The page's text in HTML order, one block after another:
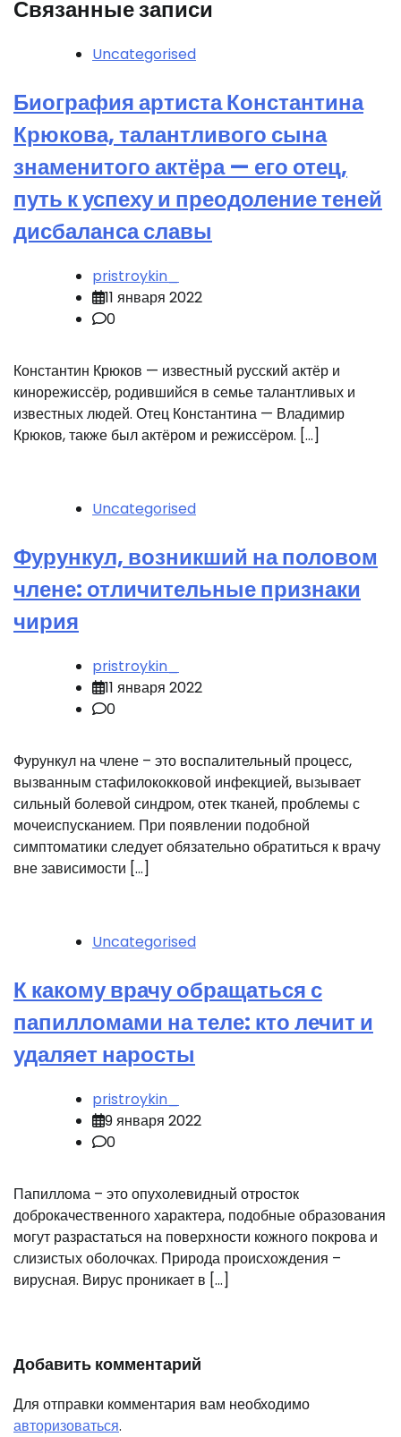
Связанные записи
Uncategorised
Биография артиста Константина
Крюкова, талантливого сына
знаменитого актёра — его отец,
путь к успеху и преодоление теней
дисбаланса славы
pristroykin_
11 января 2022
0
Константин Крюков — известный русский актёр и
кинорежиссёр, родившийся в семье талантливых и
известных людей. Отец Константина — Владимир
Крюков, также был актёром и режиссёром. […]
Uncategorised
Фурункул, возникший на половом
члене: отличительные признаки
чирия
pristroykin_
11 января 2022
0
Фурункул на члене – это воспалительный процесс,
вызванным стафилококковой инфекцией, вызывает
сильный болевой синдром, отек тканей, проблемы с
мочеиспусканием. При появлении подобной
симптоматики следует обязательно обратиться к врачу
вне зависимости […]
Uncategorised
К какому врачу обращаться с
папилломами на теле: кто лечит и
удаляет наросты
pristroykin_
9 января 2022
0
Папиллома – это опухолевидный отросток
доброкачественного характера, подобные образования
могут разрастаться на поверхности кожного покрова и
слизистых оболочках. Природа происхождения –
вирусная. Вирус проникает в […]
Добавить комментарий
Для отправки комментария вам необходимо
авторизоваться.